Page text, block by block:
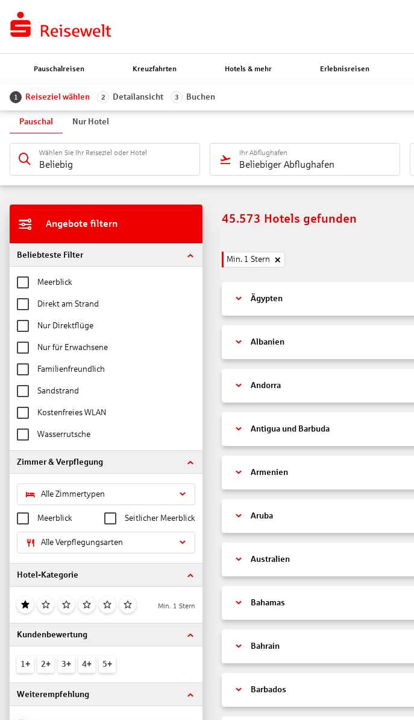
Pauschalreisen Kreuzfahrten Hotels & mehr Erlebnisreisen
1 Reiseziel wählen 2 Detailansicht 3 Buchen
Pauschal Nur Hotel
Wählen Sie Ihr Reiseziel oder Hotel
Beliebig
Ihr Abflughafen
Beliebiger Abflughafen
Angebote filtern
Beliebteste Filter
Meerblick
Direkt am Strand
Nur Direktflüge
Nur für Erwachsene
Familienfreundlich
Sandstrand
Kostenfreies WLAN
Wasserrutsche
Zimmer & Verpflegung
Alle Zimmertypen
Meerblick Seitlicher Meerblick
Alle Verpflegungsarten
Hotel-Kategorie
Min. 1 Stern
Kundenbewertung
1+ 2+ 3+ 4+ 5+
Weiterempfehlung
45.573 Hotels gefunden
Min. 1 Stern
Ägypten
Albanien
Andorra
Antigua und Barbuda
Armenien
Aruba
Australien
Bahamas
Bahrain
Barbados